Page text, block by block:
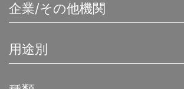
企業/その他機関
用途別